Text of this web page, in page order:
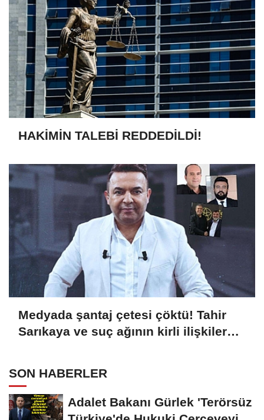
Resmi Gazete’de yayımlandı: Kritik
yeşil pasaport kararı
HAKİMİN TALEBİ REDDEDİLDİ!